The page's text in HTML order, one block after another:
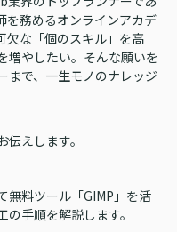
を務めるオンラインアカデ
欠な「個のスキル」を高
増やしたい。そんな願いを
まで、一生モノのナレッジ
えします。
無料ツール「GIMP」を活
手順を解説します。